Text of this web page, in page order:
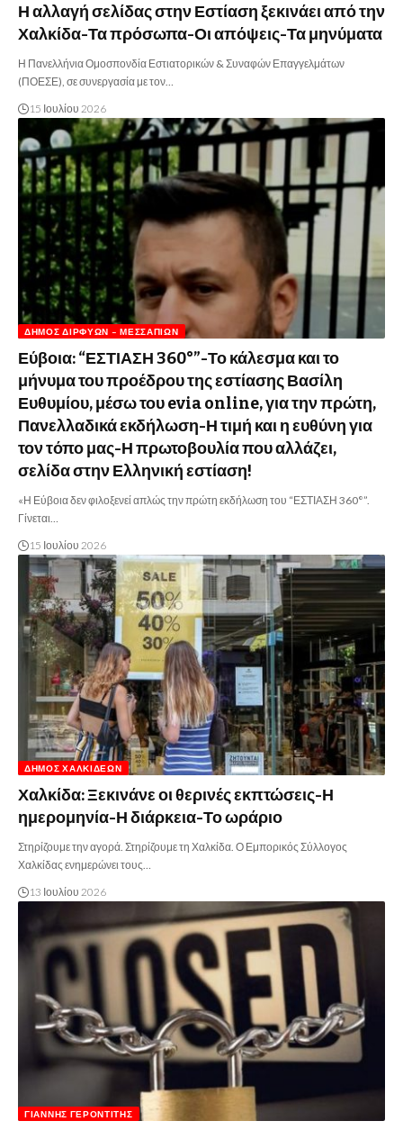
Η αλλαγή σελίδας στην Εστίαση ξεκινάει από την
Χαλκίδα-Τα πρόσωπα-Οι απόψεις-Τα μηνύματα
Η Πανελλήνια Ομοσπονδία Εστιατορικών & Συναφών Επαγγελμάτων
(ΠΟΕΣΕ), σε συνεργασία με τον…
15 Ιουλίου 2026
ΔΉΜΟΣ ΔΙΡΦΎΩΝ – ΜΕΣΣΑΠΊΩΝ
Εύβοια: “ΕΣΤΙΑΣΗ 360°”-Το κάλεσμα και το
μήνυμα του προέδρου της εστίασης Βασίλη
Ευθυμίου, μέσω του evia online, για την πρώτη,
Πανελλαδικά εκδήλωση-Η τιμή και η ευθύνη για
τον τόπο μας-Η πρωτοβουλία που αλλάζει,
σελίδα στην Ελληνική εστίαση!
«Η Εύβοια δεν φιλοξενεί απλώς την πρώτη εκδήλωση του “ΕΣΤΙΑΣΗ 360°”.
Γίνεται…
15 Ιουλίου 2026
ΔΉΜΟΣ ΧΑΛΚΙΔΈΩΝ
Χαλκίδα: Ξεκινάνε οι θερινές εκπτώσεις-Η
ημερομηνία-Η διάρκεια-Το ωράριο
Στηρίζουμε την αγορά. Στηρίζουμε τη Χαλκίδα. Ο Εμπορικός Σύλλογος
Χαλκίδας ενημερώνει τους…
13 Ιουλίου 2026
ΓΙΆΝΝΗΣ ΓΕΡΟΝΤΊΤΗΣ